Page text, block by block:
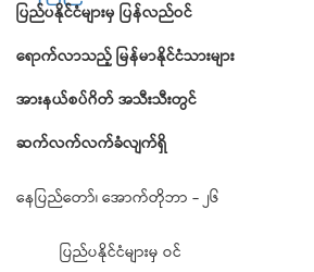
ပြည်ပနိုင်ငံများမှ ပြန်လည်ဝင်
ရောက်လာသည့်မြန်မာနိုင်ငံသားများ
အားနယ်စပ်ဂိတ်အသီးသီးတွင်
ဆက်လက်လက်ခံလျက်ရှိ
နေပြည်တော်၊ အောက်တိုဘာ - ၂၆
ပြည်ပနိုင်ငံများမှ ဝင်